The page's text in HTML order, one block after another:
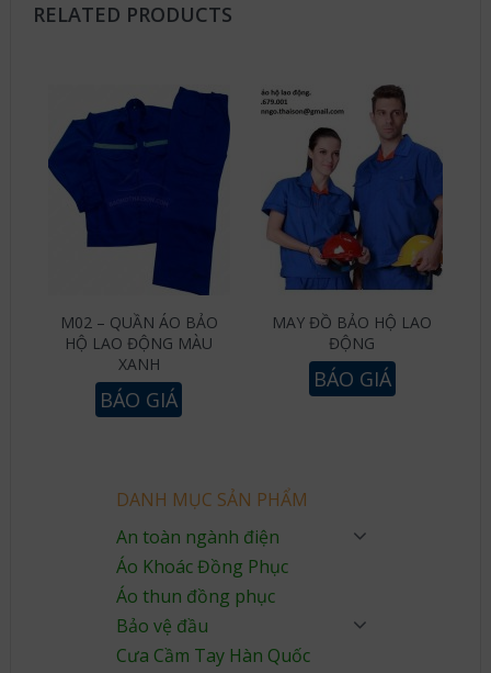
RELATED PRODUCTS
M02 – QUẦN ÁO BẢO
HỘ LAO ĐỘNG MÀU
XANH
BÁO GIÁ
MAY ĐỒ BẢO HỘ LAO
ĐỘNG
BÁO GIÁ
DANH MỤC SẢN PHẨM
An toàn ngành điện
Áo Khoác Đồng Phục
Áo thun đồng phục
Bảo vệ đầu
Cưa Cầm Tay Hàn Quốc